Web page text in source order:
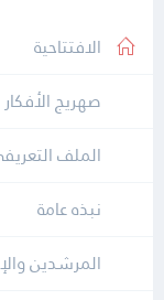
الافتتاحية
صهريج الأفكار
الملف
نبذه عامة
المرشدين